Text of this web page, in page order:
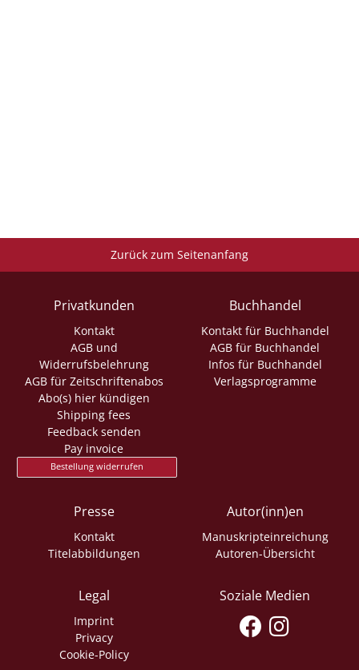
Zurück zum Seitenanfang
Privatkunden
Kontakt
AGB und
Widerrufsbelehrung
AGB für Zeitschriftenabos
Abo(s) hier kündigen
Shipping fees
Feedback senden
Pay invoice
Bestellung widerrufen
Buchhandel
Kontakt für Buchhandel
AGB für Buchhandel
Infos für Buchhandel
Verlagsprogramme
Presse
Kontakt
Titelabbildungen
Autor(inn)en
Manuskripteinreichung
Autoren-Übersicht
Legal
Imprint
Privacy
Cookie-Policy
Soziale Medien